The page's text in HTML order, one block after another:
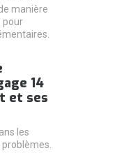
manière
pour
14
et ses
les